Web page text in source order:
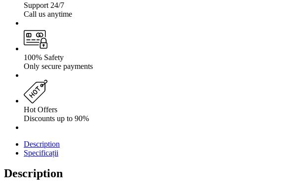
Support 24/7
Call us anytime
100% Safety
Only secure payments
Hot Offers
Discounts up to 90%
Description
Specificații
Description